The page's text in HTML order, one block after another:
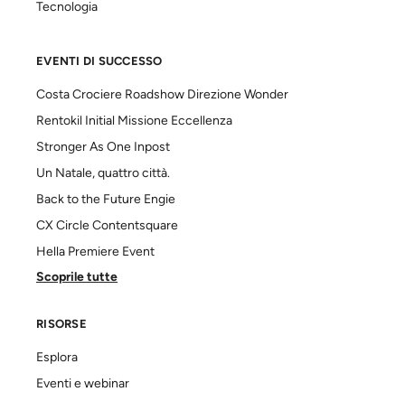
Tecnologia
EVENTI DI SUCCESSO
Costa Crociere Roadshow Direzione Wonder
Rentokil Initial Missione Eccellenza
Stronger As One Inpost
Un Natale, quattro città.
Back to the Future Engie
CX Circle Contentsquare
Hella Premiere Event
Scoprile tutte
RISORSE
Esplora
Eventi e webinar